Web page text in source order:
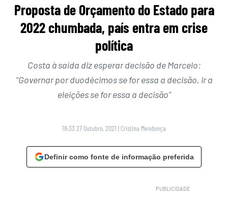
Proposta de Orçamento do Estado para
2022 chumbada, país entra em crise
política
Costa à saída diz esperar decisão de Marcelo:
“Governar por duodécimos se for essa a decisão, ir a
eleições se for essa a decisão”
18:33 27 Outubro, 2021 | Cristina Mendonça
Definir como fonte de informação preferida